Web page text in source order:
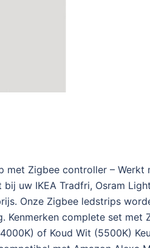
Zigbee controller –
uw IKEA Tradfri, Osram
Onze Zigbee ledstrips
complete set
of Koud Wit (5500K)